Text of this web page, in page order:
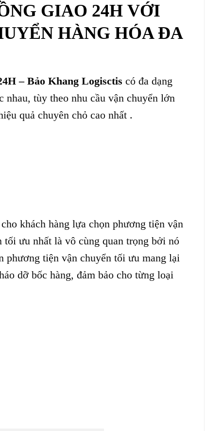
GIAO 24H VỚI
HÀNG HÓA ĐA
– Bảo Khang Logisctis có đa dạng
nhau, tùy theo nhu cầu vận chuyển lớn
quả chuyên chỏ cao nhất .
khách hàng lựa chọn phương tiện vận
ưu nhất là vô cùng quan trọng bởi nó
tiện vận chuyển tối ưu mang lại
dỡ bốc hàng, đảm bảo cho từng loại